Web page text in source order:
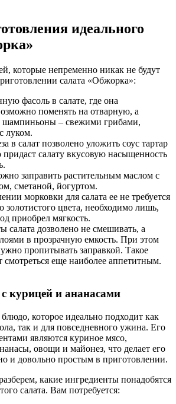
идеального
которые непременно никак не будут
салата «Обжорка»:
фасоль в салате, где она
поменять на отварную, а
шампиньоны – свежими грибами,
луком.
в салат позволено уложить соус тартар
придаст салату вкусовую насыщенность
заправить растительным маслом с
сметаной, йогуртом.
морковки для салата ее не требуется
золотистого цвета, необходимо лишь,
приобрел мягкость.
салата дозволено не смешивать, а
в прозрачную емкость. При этом
пропитывать заправкой. Такое
смотреться еще наиболее аппетитным.
курицей и ананасами
которое идеально подходит как
так и для повседневного ужина. Его
являются куриное мясо,
овощи и майонез, что делает его
и довольно простым в приготовлении.
какие ингредиенты понадобятся
салата. Вам потребуется: